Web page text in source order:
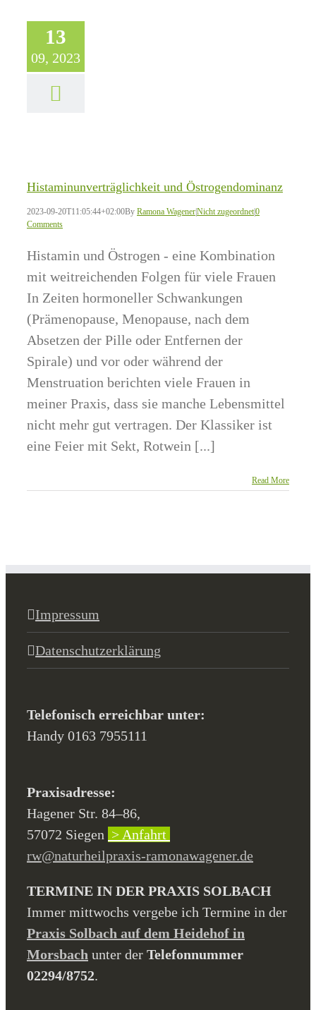
13
09, 2023
Histaminunverträglichkeit und Östrogendominanz
2023-09-20T11:05:44+02:00By Ramona WagenerNicht zugeordnet|0
Comments
Histamin und Östrogen - eine Kombination
mit weitreichenden Folgen für viele Frauen
In Zeiten hormoneller Schwankungen
(Prämenopause, Menopause, nach dem
Absetzen der Pille oder Entfernen der
Spirale) und vor oder während der
Menstruation berichten viele Frauen in
meiner Praxis, dass sie manche Lebensmittel
nicht mehr gut vertragen. Der Klassiker ist
eine Feier mit Sekt, Rotwein [...]
Read More
Impressum
Datenschutzerklärung
Telefonisch erreichbar unter:
Handy 0163 7955111
Praxisadresse:
Hagener Str. 84–86,
57072 Siegen > Anfahrt
rw@naturheilpraxis-ramonawagener.de
TERMINE IN DER PRAXIS SOLBACH
Immer mittwochs vergebe ich Termine in der
Praxis Solbach auf dem Heidehof in
Morsbach unter der Telefonnummer
02294/8752.